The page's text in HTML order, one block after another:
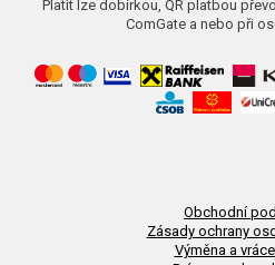
Platit lze dobírkou, QR platbou
ComGate a nebo při
Obchodní
Zásady ochrany
Výměna a